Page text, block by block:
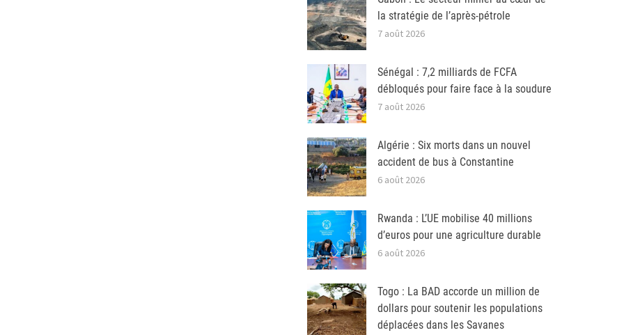
la stratégie de l’après-pétrole
7 août 2026
Sénégal : 7,2 milliards de FCFA
débloqués pour faire face à la soudure
7 août 2026
Algérie : Six morts dans un nouvel
accident de bus à Constantine
6 août 2026
Rwanda : L’UE mobilise 40 millions
d’euros pour une agriculture durable
6 août 2026
Togo : La BAD accorde un million de
dollars pour soutenir les populations
déplacées dans les Savanes